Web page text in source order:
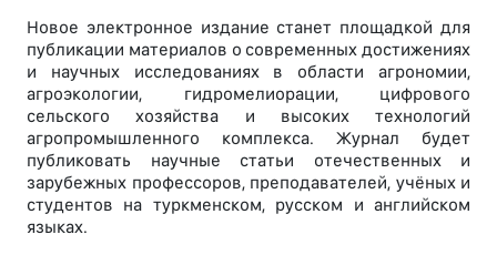
Новое электронное издание станет площадкой для
публикации материалов о современных достижениях
и научных исследованиях в области агрономии,
агроэкологии, гидромелиорации, цифрового
сельского хозяйства и высоких технологий
агропромышленного комплекса. Журнал будет
публиковать научные статьи отечественных и
зарубежных профессоров, преподавателей, учёных и
студентов на туркменском, русском и английском
языках.